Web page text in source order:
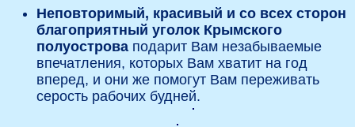
Неповторимый, красивый и со всех сторон
благоприятный уголок Крымского
полуострова подарит Вам незабываемые
впечатления, которых Вам хватит на год
вперед, и они же помогут Вам переживать
серость рабочих будней.